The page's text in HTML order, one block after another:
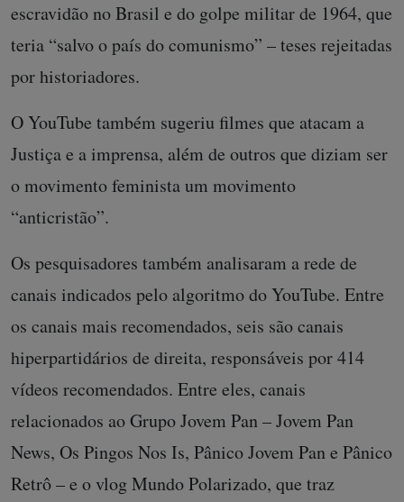
escravidão no Brasil e do golpe militar de 1964, que
teria “salvo o país do comunismo” – teses rejeitadas
por historiadores.
O YouTube também sugeriu filmes que atacam a
Justiça e a imprensa, além de outros que diziam ser
o movimento feminista um movimento
“anticristão”.
Os pesquisadores também analisaram a rede de
canais indicados pelo algoritmo do YouTube. Entre
os canais mais recomendados, seis são canais
hiperpartidários de direita, responsáveis ​​por 414
vídeos recomendados. Entre eles, canais
relacionados ao Grupo Jovem Pan – Jovem Pan
News, Os Pingos Nos Is, Pânico Jovem Pan e Pânico
Retrô – e o vlog Mundo Polarizado, que traz